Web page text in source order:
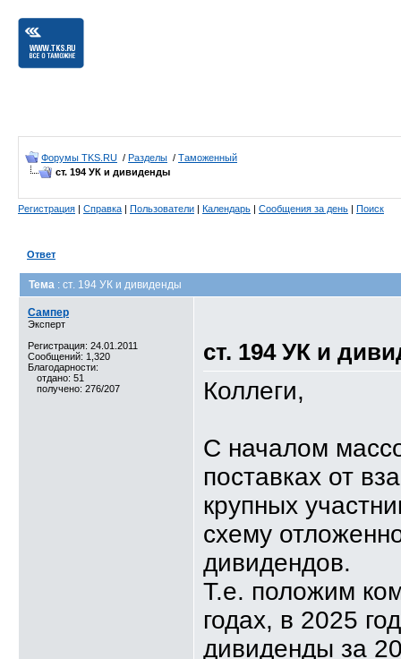
Форумы TKS.RU / Разделы / Таможенный
ст. 194 УК и дивиденды
Регистрация | Справка | Пользователи | Календарь | Сообщения за день | Поиск
Ответ
Тема : ст. 194 УК и дивиденды
Сампер
Эксперт
Регистрация: 24.01.2011
Сообщений: 1,320
Благодарности:
отдано: 51
получено: 276/207
ст. 194 УК и
Коллеги,
С началом
поставках от
крупных
схему
дивидендов.
Т.е. положим
годах, в 2025
дивиденды за